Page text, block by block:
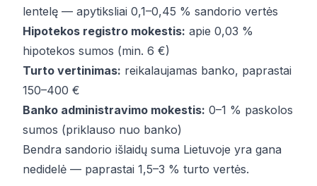
lentelę — apytiksliai 0,1–0,45 % sandorio vertės
Hipotekos registro mokestis: apie 0,03 %
hipotekos sumos (min. 6 €)
Turto vertinimas: reikalaujamas banko, paprastai
150–400 €
Banko administravimo mokestis: 0–1 % paskolos
sumos (priklauso nuo banko)
Bendra sandorio išlaidų suma Lietuvoje yra gana
nedidelė — paprastai 1,5–3 % turto vertės.